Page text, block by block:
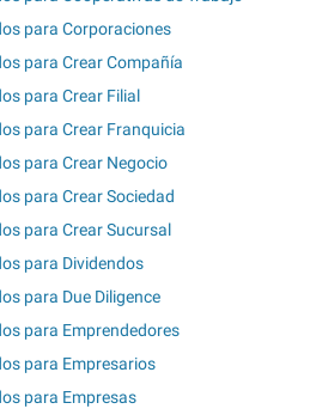
para Corporaciones
para Crear Compañía
para Crear Filial
para Crear Franquicia
para Crear Negocio
para Crear Sociedad
para Crear Sucursal
para Dividendos
para Due Diligence
para Emprendedores
para Empresarios
para Empresas